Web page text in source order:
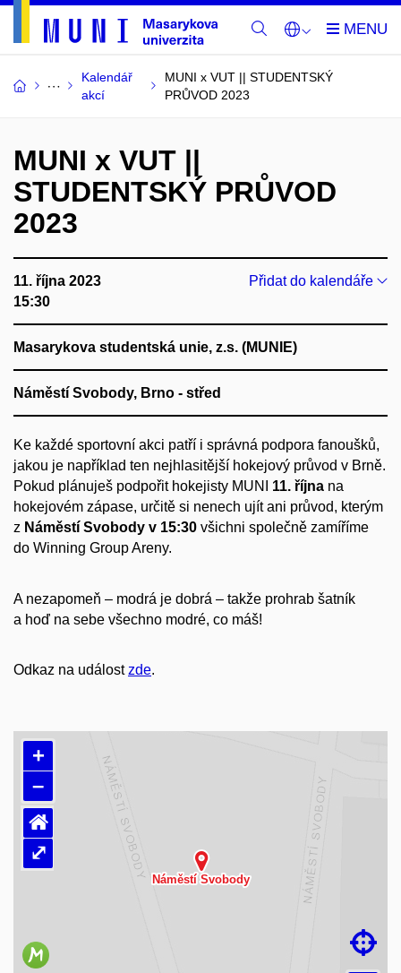
Kalendář
akcí
MUNI x VUT || STUDENTSKÝ
PRŮVOD 2023
MUNI x VUT ||
STUDENTSKÝ PRŮVOD
2023
11. října 2023
15:30
Přidat do kalendáře
Masarykova studentská unie, z.s. (MUNIE)
Náměstí Svobody, Brno - střed
Ke každé sportovní akci patří i správná podpora fanoušků,
jakou je například ten nejhlasitější hokejový průvod v Brně.
Pokud plánuješ podpořit hokejisty MUNI
11. října na
hokejovém zápase, určitě si nenech ujít ani průvod, kterým
z Náměstí Svobody v 15:30 všichni společně zamíříme
do Winning Group Areny.
A nezapomeň – modrá je dobrá – takže prohrab šatník
a hoď na sebe všechno modré, co máš!
Odkaz na událost zde.
Načítám mapu…
+
–

⌂
⤢